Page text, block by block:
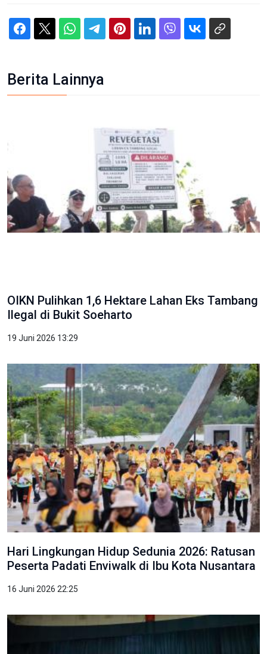
Berita Lainnya
OIKN Pulihkan 1,6 Hektare Lahan Eks Tambang
Ilegal di Bukit Soeharto
19 Juni 2026 13:29
Hari Lingkungan Hidup Sedunia 2026: Ratusan
Peserta Padati Enviwalk di Ibu Kota Nusantara
16 Juni 2026 22:25